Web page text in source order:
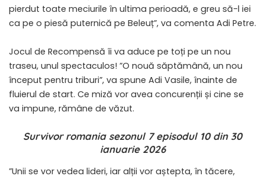
pierdut toate meciurile în ultima perioadă, e greu să-l iei
ca pe o piesă puternică pe Beleuț”, va comenta Adi Petre.
Jocul de Recompensă îi va aduce pe toți pe un nou
traseu, unul spectaculos! ”O nouă săptămână, un nou
început pentru triburi”, va spune Adi Vasile, înainte de
fluierul de start. Ce miză vor avea concurenții și cine se
va impune, rămâne de văzut.
Survivor romania sezonul 7 episodul 10 din 30
ianuarie 2026
”Unii se vor vedea lideri, iar alții vor aștepta, în tăcere,